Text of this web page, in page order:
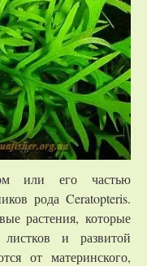
или его частью
рода Ceratopteris.
растения, которые
и развитой
от материнского,